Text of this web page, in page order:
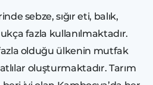
sebze, sığır eti, balık,
fazla kullanılmaktadır.
olduğu ülkenin mutfak
oluşturmaktadır. Tarım